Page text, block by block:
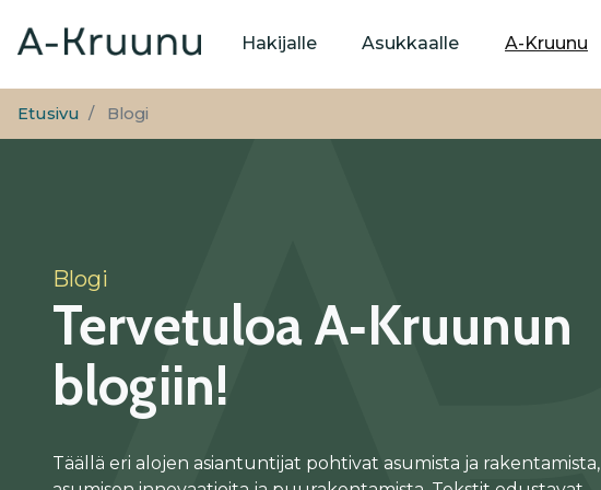
Päävalikko
Hakijalle Asukkaalle A-Kruunu
Etusivu Blogi
Blogi
Tervetuloa A‑Kruunun
blogiin!
Täällä eri alojen asiantuntijat pohtivat asumista ja rakentamista,